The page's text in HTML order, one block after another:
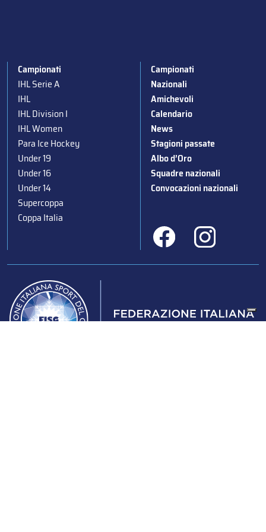
Campionati
IHL Serie A
IHL
IHL Division I
IHL Women
Para Ice Hockey
Under 19
Under 16
Under 14
Supercoppa
Coppa Italia
Campionati
Nazionali
Amichevoli
Calendario
News
Stagioni passate
Albo d’Oro
Squadre nazionali
Convocazioni nazionali